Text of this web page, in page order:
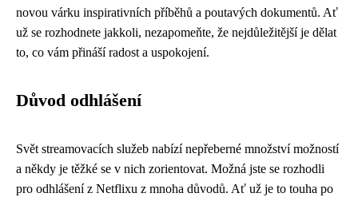
novou várku inspirativních příběhů a poutavých dokumentů. Ať
už se rozhodnete jakkoli, nezapomeňte, že nejdůležitější je dělat
to, co vám přináší radost a uspokojení.
Důvod odhlášení
Svět streamovacích služeb nabízí nepřeberné množství možností
a někdy je těžké se v nich zorientovat. Možná jste se rozhodli
pro odhlášení z Netflixu z mnoha důvodů. Ať už je to touha po